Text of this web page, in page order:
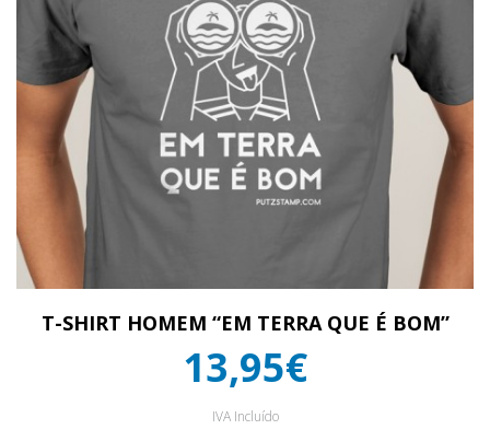
T-SHIRT HOMEM “EM TERRA QUE É BOM”
13,95€
IVA Incluído